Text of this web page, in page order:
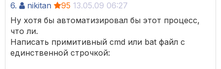
6. nikitan 95 13.05.09 06:27
Ну хотя бы автоматизировал бы этот процесс,
что ли.
Написать примитивный cmd или bat файл с
единственной строчкой: